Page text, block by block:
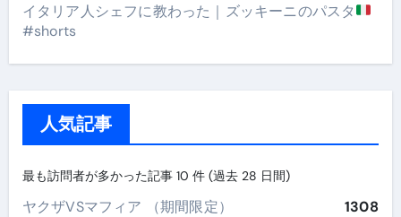
イタリア人シェフに教わった｜ズッキーニのパスタ
#shorts
人気記事
最も訪問者が多かった記事 10 件 (過去 28 日間)
ヤクザVSマフィア （期間限定） 1308